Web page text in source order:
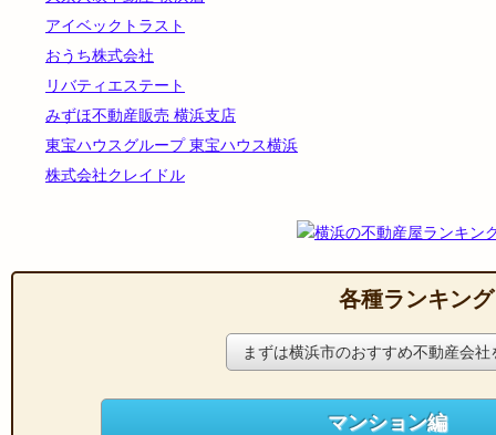
アイベックトラスト
おうち株式会社
リバティエステート
みずほ不動産販売 横浜支店
東宝ハウスグループ 東宝ハウス横浜
株式会社クレイドル
各種ランキング
まずは横浜市のおすすめ不動産会社
マンション編